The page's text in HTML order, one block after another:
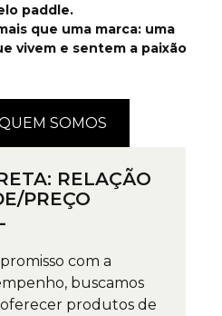
paddle.
que uma marca: uma
vivem e sentem a paixão
SOMOS
RELAÇÃO
PREÇO
com a
buscamos
produtos de